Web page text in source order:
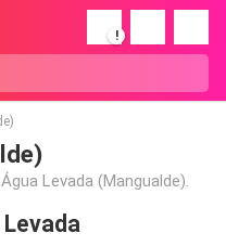
!
Levada (Mangualde).